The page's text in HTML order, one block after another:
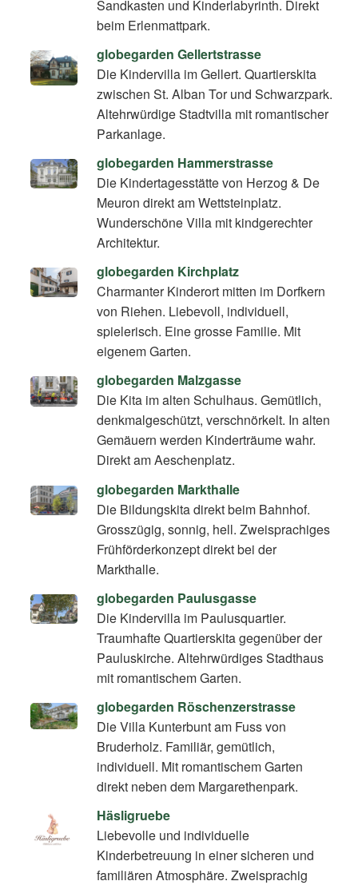
Sandkasten und Kinderlabyrinth. Direkt
beim Erlenmattpark.
globegarden Gellertstrasse
Die Kindervilla im Gellert. Quartierskita
zwischen St. Alban Tor und Schwarzpark.
Altehrwürdige Stadtvilla mit romantischer
Parkanlage.
globegarden Hammerstrasse
Die Kindertagesstätte von Herzog & De
Meuron direkt am Wettsteinplatz.
Wunderschöne Villa mit kindgerechter
Architektur.
globegarden Kirchplatz
Charmanter Kinderort mitten im Dorfkern
von Riehen. Liebevoll, individuell,
spielerisch. Eine grosse Familie. Mit
eigenem Garten.
globegarden Malzgasse
Die Kita im alten Schulhaus. Gemütlich,
denkmalgeschützt, verschnörkelt. In alten
Gemäuern werden Kinderträume wahr.
Direkt am Aeschenplatz.
globegarden Markthalle
Die Bildungskita direkt beim Bahnhof.
Grosszügig, sonnig, hell. Zweisprachiges
Frühförderkonzept direkt bei der
Markthalle.
globegarden Paulusgasse
Die Kindervilla im Paulusquartier.
Traumhafte Quartierskita gegenüber der
Pauluskirche. Altehrwürdiges Stadthaus
mit romantischem Garten.
globegarden Röschenzerstrasse
Die Villa Kunterbunt am Fuss von
Bruderholz. Familiär, gemütlich,
individuell. Mit romantischem Garten
direkt neben dem Margarethenpark.
Häsligruebe
Liebevolle und individuelle
Kinderbetreuung in einer sicheren und
familiären Atmosphäre. Zweisprachig